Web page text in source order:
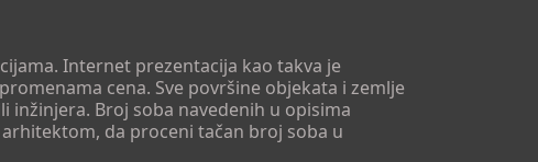
Internet prezentacija kao takva je
cena. Sve površine objekata i zemlje
Broj soba navedenih u opisima
da proceni tačan broj soba u